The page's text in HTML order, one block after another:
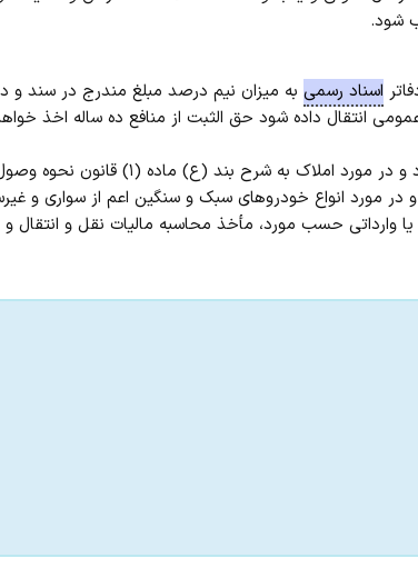
شود.
اسناد رسمی به میزان نیم درصد مبلغ مندرج در سند و
انتقال داده شود حق الثبت از منافع ده ساله اخذ
تبصره ۱ (الحاقی ۱۵ˏ۰۸ˏ۱۳۸۴)ـ مبنای وصول حق الثبت اسناد و در مورد املاک به
درآمدهای دولت و مصرف آن در موارد معین مصوب ۱۳۷۳ و در مورد انواع خودروهای سبک و سنگین اعم از
وارداتی حسب مورد، مأخذ محاسبه مالیات نقل و انتقال و